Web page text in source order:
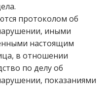
протоколом об
иными
настоящим
в отношении
по делу об
показаниями